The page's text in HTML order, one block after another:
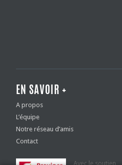
EN SAVOIR +
A propos
L’équipe
Notre réseau d’amis
Contact
Avec le soutien